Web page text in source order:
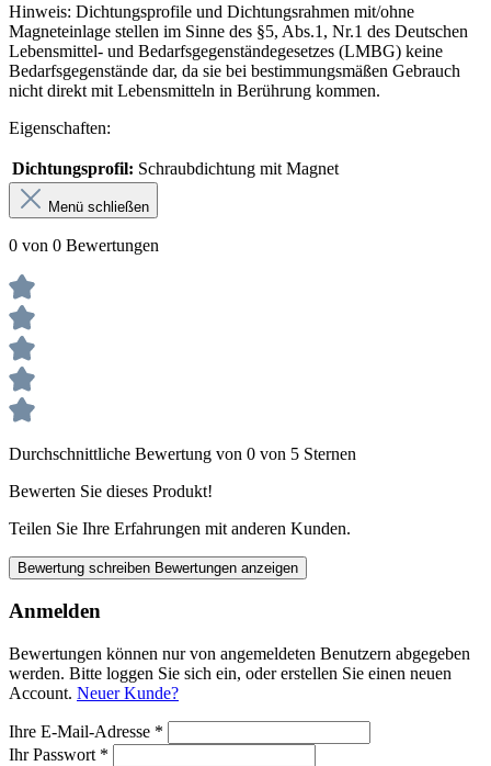
Hinweis: Dichtungsprofile und Dichtungsrahmen mit/ohne
Magneteinlage stellen im Sinne des §5, Abs.1, Nr.1 des Deutschen
Lebensmittel- und Bedarfsgegenständegesetzes (LMBG) keine
Bedarfsgegenstände dar, da sie bei bestimmungsmäßen Gebrauch
nicht direkt mit Lebensmitteln in Berührung kommen.
Eigenschaften:
Dichtungsprofil: Schraubdichtung mit Magnet
Menü schließen
0 von 0 Bewertungen
Durchschnittliche Bewertung von 0 von 5 Sternen
Bewerten Sie dieses Produkt!
Teilen Sie Ihre Erfahrungen mit anderen Kunden.
Bewertung schreiben Bewertungen anzeigen
Anmelden
Bewertungen können nur von angemeldeten Benutzern abgegeben
werden. Bitte loggen Sie sich ein, oder erstellen Sie einen neuen
Account. Neuer Kunde?
Ihre E-Mail-Adresse *
Ihr Passwort *